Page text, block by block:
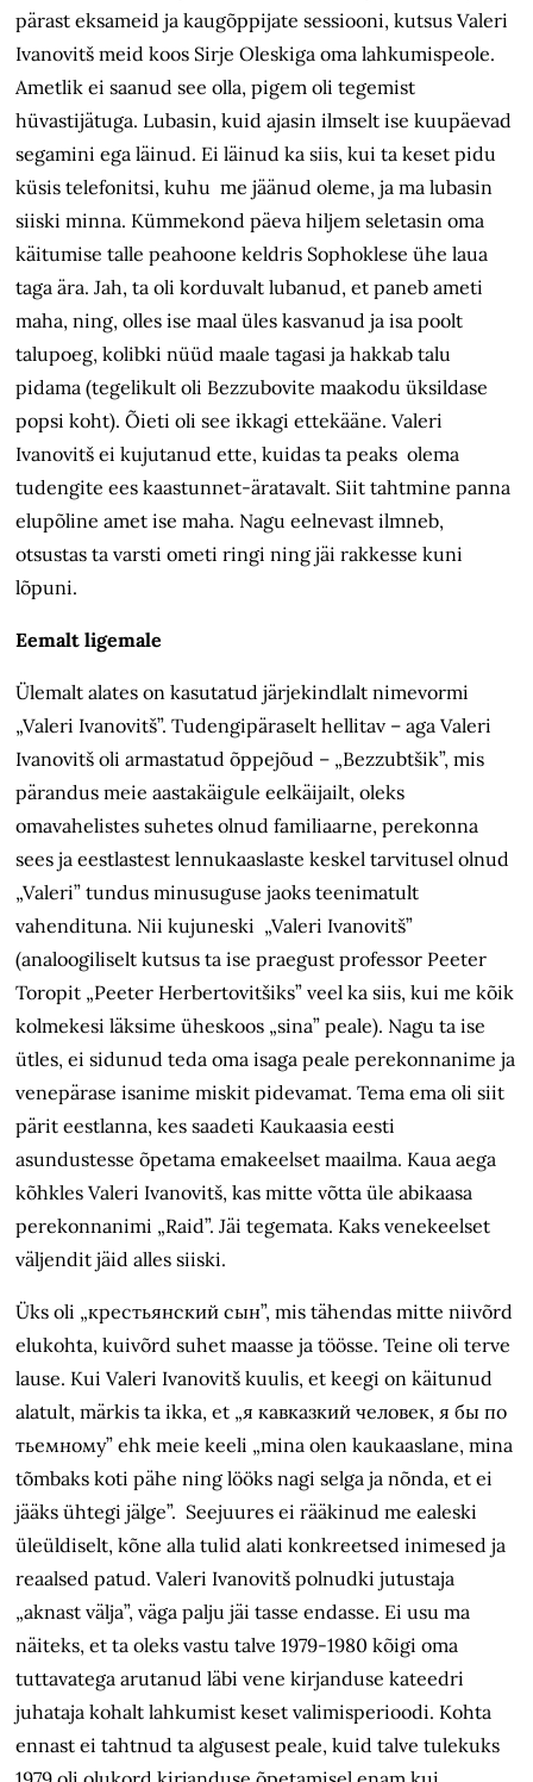
pärast eksameid ja kaugõppijate sessiooni, kutsus Valeri
Ivanovitš meid koos Sirje Oleskiga oma lahkumispeole.
Ametlik ei saanud see olla, pigem oli tegemist
hüvastijätuga. Lubasin, kuid ajasin ilmselt ise kuupäevad
segamini ega läinud. Ei läinud ka siis, kui ta keset pidu
küsis telefonitsi, kuhu me jäänud oleme, ja ma lubasin
siiski minna. Kümmekond päeva hiljem seletasin oma
käitumise talle peahoone keldris Sophoklese ühe laua
taga ära. Jah, ta oli korduvalt lubanud, et paneb ameti
maha, ning, olles ise maal üles kasvanud ja isa poolt
talupoeg, kolibki nüüd maale tagasi ja hakkab talu
pidama (tegelikult oli Bezzubovite maakodu üksildase
popsi koht). Õieti oli see ikkagi ettekääne. Valeri
Ivanovitš ei kujutanud ette, kuidas ta peaks olema
tudengite ees kaastunnet-äratavalt. Siit tahtmine panna
elupõline amet ise maha. Nagu eelnevast ilmneb,
otsustas ta varsti ometi ringi ning jäi rakkesse kuni
lõpuni.
Eemalt ligemale
Ülemalt alates on kasutatud järjekindlalt nimevormi
„Valeri Ivanovitš”. Tudengipäraselt hellitav – aga Valeri
Ivanovitš oli armastatud õppejõud – „Bezzubtšik”, mis
pärandus meie aastakäigule eelkäijailt, oleks
omavahelistes suhetes olnud familiaarne, perekonna
sees ja eestlastest lennukaaslaste keskel tarvitusel olnud
„Valeri” tundus minusuguse jaoks teenimatult
vahendituna. Nii kujuneski „Valeri Ivanovitš”
(analoogiliselt kutsus ta ise praegust professor Peeter
Toropit „Peeter Herbertovitšiks” veel ka siis, kui me kõik
kolmekesi läksime üheskoos „sina” peale). Nagu ta ise
ütles, ei sidunud teda oma isaga peale perekonnanime ja
venepärase isanime miskit pidevamat. Tema ema oli siit
pärit eestlanna, kes saadeti Kaukaasia eesti
asundustesse õpetama emakeelset maailma. Kaua aega
kõhkles Valeri Ivanovitš, kas mitte võtta üle abikaasa
perekonnanimi „Raid”. Jäi tegemata. Kaks venekeelset
väljendit jäid alles siiski.
Üks oli „крестьянский сын”, mis tähendas mitte niivõrd
elukohta, kuivõrd suhet maasse ja töösse. Teine oli terve
lause. Kui Valeri Ivanovitš kuulis, et keegi on käitunud
alatult, märkis ta ikka, et „я кавказкий человек, я бы по
тьемному” ehk meie keeli „mina olen kaukaaslane, mina
tõmbaks koti pähe ning lööks nagi selga ja nõnda, et ei
jääks ühtegi jälge”. Seejuures ei rääkinud me ealeski
üleüldiselt, kõne alla tulid alati konkreetsed inimesed ja
reaalsed patud. Valeri Ivanovitš polnudki jutustaja
„aknast välja”, väga palju jäi tasse endasse. Ei usu ma
näiteks, et ta oleks vastu talve 1979-1980 kõigi oma
tuttavatega arutanud läbi vene kirjanduse kateedri
juhataja kohalt lahkumist keset valimisperioodi. Kohta
ennast ei tahtnud ta algusest peale, kuid talve tulekuks